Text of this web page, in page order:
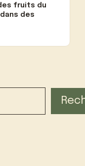
fruits du
des